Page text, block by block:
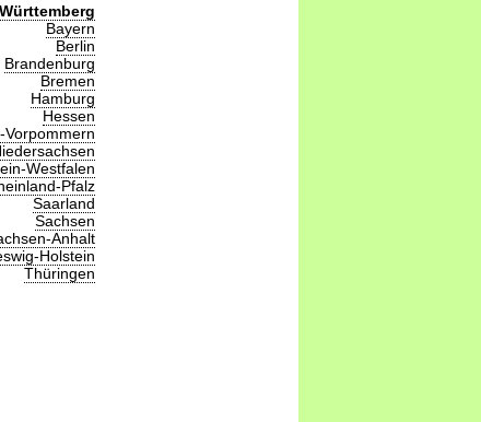
Bayern
Berlin
Brandenburg
Bremen
Hamburg
Hessen
Vorpommern
Westfalen
Pfalz
Saarland
Sachsen
Anhalt
Holstein
Thüringen